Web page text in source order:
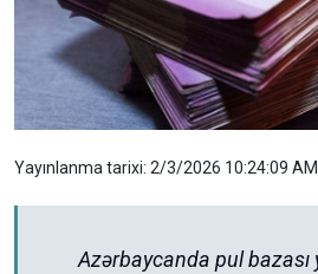
Yayınlanma tarixi: 2/3/2026 10:24:09 AM
Azərbaycanda pul bazası